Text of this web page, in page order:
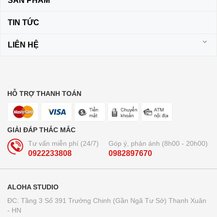
TIN TỨC
LIÊN HỆ
HỖ TRỢ THANH TOÁN
GIẢI ĐÁP THẮC MẮC
Tư vấn miễn phí (24/7)
0922233808
Góp ý, phản ánh (8h00 - 20h00)
0982897670
ALOHA STUDIO
ĐC: Tầng 3 Số 391 Trường Chinh (Gần Ngã Tư Sở) Thanh Xuân
- HN